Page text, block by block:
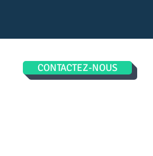
CONTACTEZ-NOUS